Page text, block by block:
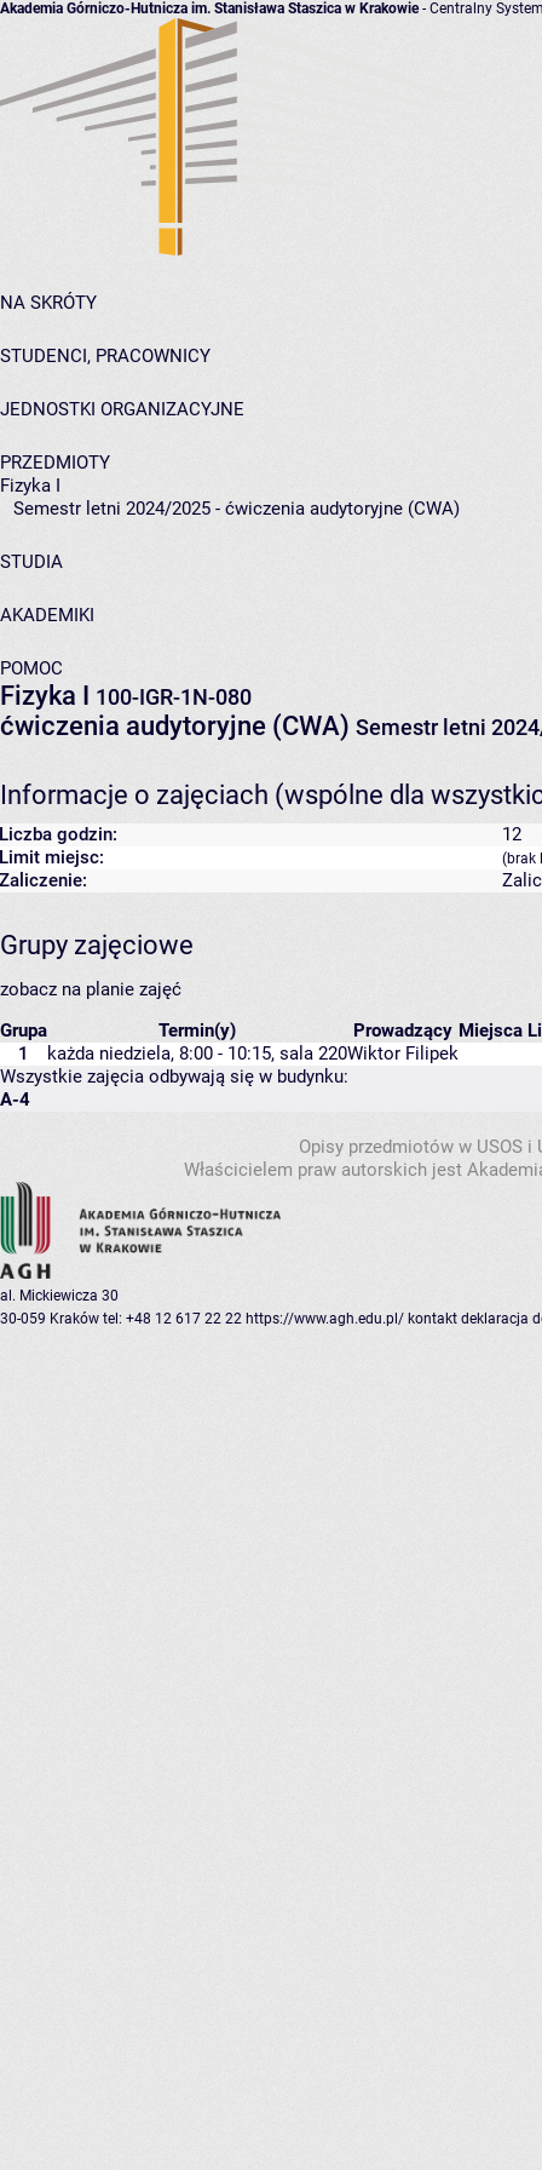
Akademia Górniczo-Hutnicza im. Stanisława Staszica w Krakowie- Centralny
NA SKRÓTY
STUDENCI, PRACOWNICY
JEDNOSTKI ORGANIZACYJNE
PRZEDMIOTY
Fizyka I
Semestr letni 2024/2025 - ćwiczenia audytoryjne (CWA)
STUDIA
AKADEMIKI
POMOC
Fizyka I 100-IGR-1N-080
ćwiczenia audytoryjne (CWA) Semestr letni
Informacje o zajęciach (wspólne dla
Liczba godzin:
12
Limit miejsc:
(brak
Zaliczenie:
Grupy zajęciowe
zobacz na planie zajęć
Grupa
Termin(y) Prowadzący Miejsca
1
każda niedziela, 8:00 - 10:15, sala 220Wiktor Filipek
Wszystkie zajęcia odbywają się w budynku:
A-4
Opisy przedmiotów w USOS
Właścicielem praw autorskich jest
al. Mickiewicza 30
30-059 Kraków tel: +48 12 617 22 22 https://www.agh.edu.pl/ kontakt deklaracja